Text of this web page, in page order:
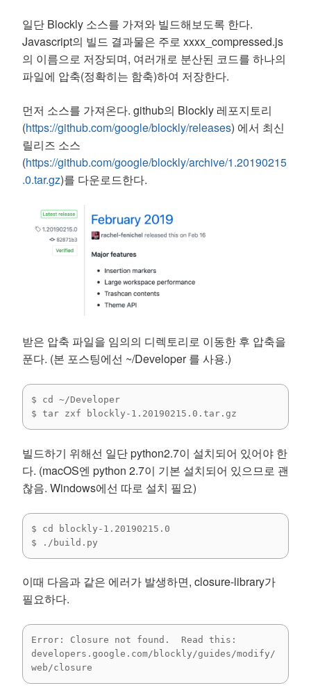
일단 Blockly 소스를 가져와 빌드해보도록 한다.
Javascript의 빌드 결과물은 주로 xxxx_compressed.js
의 이름으로 저장되며, 여러개로 분산된 코드를 하나의
파일에 압축(정확히는 함축)하여 저장한다.
먼저 소스를 가져온다. github의 Blockly 레포지토리
(https://github.com/google/blockly/releases) 에서 최신
릴리즈 소스
(https://github.com/google/blockly/archive/1.20190215
.0.tar.gz)를 다운로드한다.
받은 압축 파일을 임의의 디렉토리로 이동한 후 압축을
푼다. (본 포스팅에선 ~/Developer 를 사용.)
$ cd ~/Developer
$ tar zxf blockly-1.20190215.0.tar.gz
빌드하기 위해선 일단 python2.7이 설치되어 있어야 한
다. (macOS엔 python 2.7이 기본 설치되어 있으므로 괜
찮음. Windows에선 따로 설치 필요)
$ cd blockly-1.20190215.0
$ ./build.py
이때 다음과 같은 에러가 발생하면, closure-library가
필요하다.
Error: Closure not found.  Read this:
developers.google.com/blockly/guides/modify/
web/closure